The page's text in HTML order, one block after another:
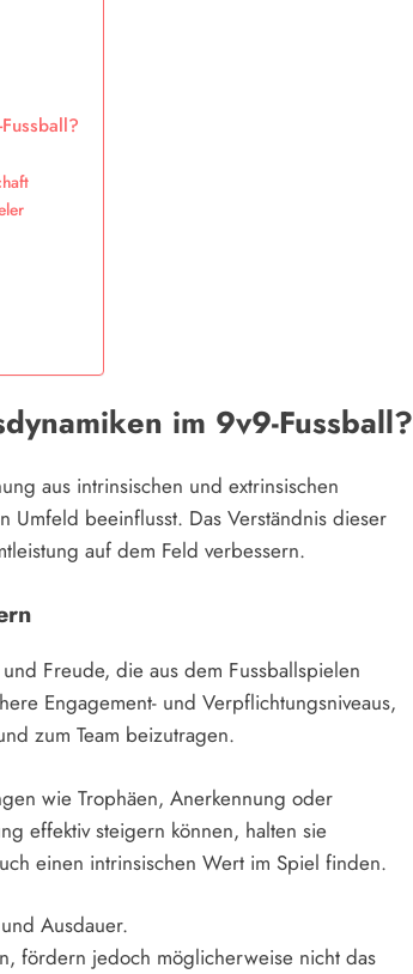
im 9v9-Fussball?
aus intrinsischen und extrinsischen
Umfeld beeinflusst. Das Verständnis dieser
auf dem Feld verbessern.
Freude, die aus dem Fussballspielen
Engagement- und Verpflichtungsniveaus,
zum Team beizutragen.
wie Trophäen, Anerkennung oder
effektiv steigern können, halten sie
einen intrinsischen Wert im Spiel finden.
Ausdauer.
fördern jedoch möglicherweise nicht das